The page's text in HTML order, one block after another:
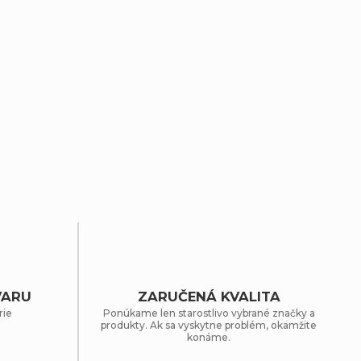
ZARUČENÁ KVALITA
Ponúkame len starostlivo vybrané značky a
produkty. Ak sa vyskytne problém, okamžite
konáme.